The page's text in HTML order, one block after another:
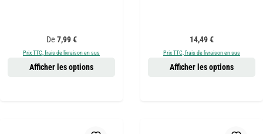
Prix régulier :
De 7,99 €
Prix TTC, frais de livraison en sus
Afficher les options
Prix régulier :
14,49 €
Prix TTC, frais de livraison en sus
Afficher les options